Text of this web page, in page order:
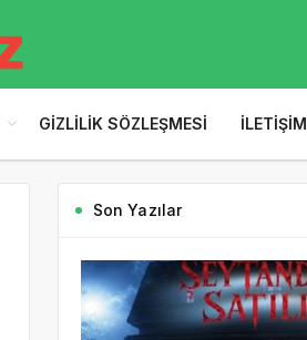
GIZLILIK SÖZLEŞMESI İLETIŞIM
Son Yazılar